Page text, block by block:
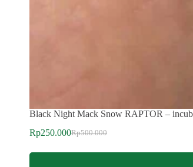
Black Night Mack Snow RAPTOR –
Rp500.000
Rp250.000